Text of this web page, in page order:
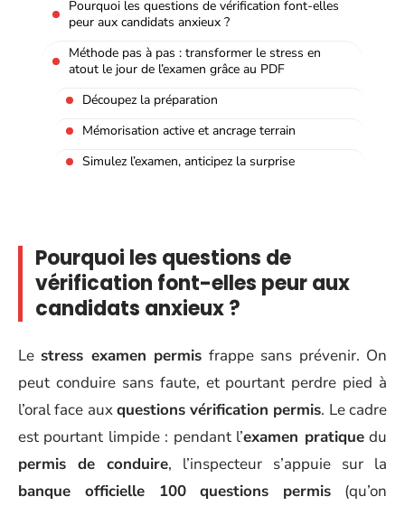
Pourquoi les questions de vérification font-elles
peur aux candidats anxieux ?
Méthode pas à pas : transformer le stress en
atout le jour de l’examen grâce au PDF
Découpez la préparation
Mémorisation active et ancrage terrain
Simulez l’examen, anticipez la surprise
Pourquoi les questions de
vérification font-elles peur aux
candidats anxieux ?
Le stress examen permis frappe sans prévenir. On
peut conduire sans faute, et pourtant perdre pied à
l’oral face auxquestions vérification permis. Le cadre
est pourtant limpide : pendant l’examen pratiquedu
permis de conduire, l’inspecteur s’appuie sur la
banque officielle 100 questions permis (qu’on